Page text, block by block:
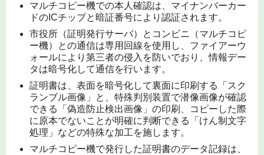
マルチコピー機での本人確認は、マイナンバーカー
ドのICチップと暗証番号により認証されます。
市役所（証明発行サーバ）とコンビニ（マルチコピ
ー機）との通信は専用回線を使用し、ファイアーウ
ォールにより第三者の侵入を防いでおり、情報デー
タは暗号化して通信を行います。
証明書は、表面を暗号化して裏面に印刷する「スク
ランブル画像」と、特殊判別装置で潜像画像が確認
できる「偽造防止検出画像」の印刷、コピーした際
に原本でないことが明確に判断できる「けん制文字
処理」などの特殊な加工を施します。
マルチコピー機で発行した証明書のデータ記録は、